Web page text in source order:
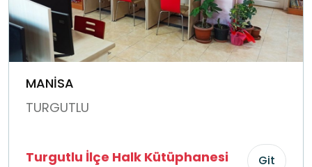
MANİSA
TURGUTLU
Turgutlu İlçe Halk Kütüphanesi Git